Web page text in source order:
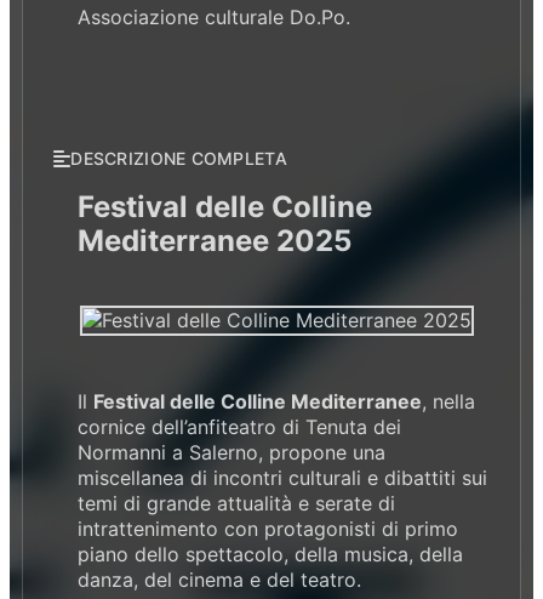
Associazione culturale Do.Po.
DESCRIZIONE COMPLETA
Festival delle Colline
Mediterranee 2025
Il Festival delle Colline Mediterranee, nella
cornice dell’anfiteatro di Tenuta dei
Normanni a Salerno, propone una
miscellanea di incontri culturali e dibattiti sui
temi di grande attualità e serate di
intrattenimento con protagonisti di primo
piano dello spettacolo, della musica, della
danza, del cinema e del teatro.